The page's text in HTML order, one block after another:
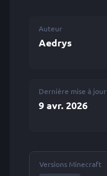
Auteur
Aedrys
Dernière mise à jour
9 avr. 2026
Versions Minecraft